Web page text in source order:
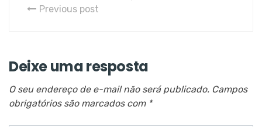
Previous post
Deixe uma resposta
O seu endereço de e-mail não será publicado. Campos
obrigatórios são marcados com *